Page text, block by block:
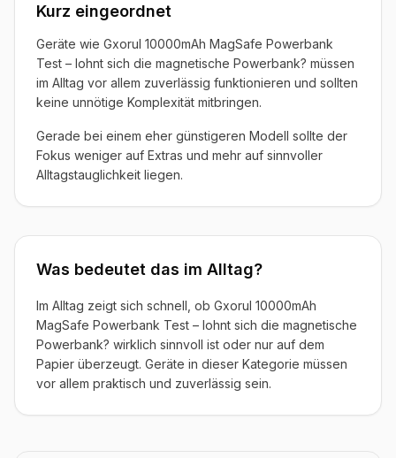
Kurz eingeordnet
Geräte wie Gxorul 10000mAh MagSafe Powerbank
Test – lohnt sich die magnetische Powerbank? müssen
im Alltag vor allem zuverlässig funktionieren und sollten
keine unnötige Komplexität mitbringen.
Gerade bei einem eher günstigeren Modell sollte der
Fokus weniger auf Extras und mehr auf sinnvoller
Alltagstauglichkeit liegen.
Was bedeutet das im Alltag?
Im Alltag zeigt sich schnell, ob Gxorul 10000mAh
MagSafe Powerbank Test – lohnt sich die magnetische
Powerbank? wirklich sinnvoll ist oder nur auf dem
Papier überzeugt. Geräte in dieser Kategorie müssen
vor allem praktisch und zuverlässig sein.